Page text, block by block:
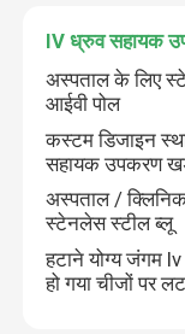
पल्स ऑक्सीमीटर
IV ध्रुव सहायक
अस्पताल के लिए
आईवी पोल
कस्टम डिजाइन
सहायक उपकरण
अस्पताल /
स्टेनलेस स्टील ब्लू
हटाने योग्य जंगम
हो गया चीजों पर